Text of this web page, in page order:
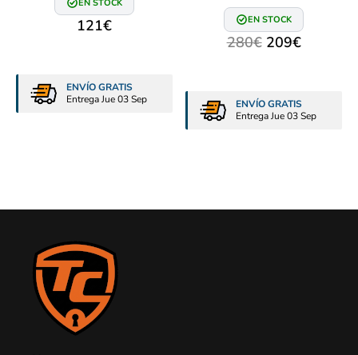
EN STOCK
121€
ENVÍO GRATIS
Entrega Jue 03 Sep
EN STOCK
280€ 209€
ENVÍO GRATIS
Entrega Jue 03 Sep